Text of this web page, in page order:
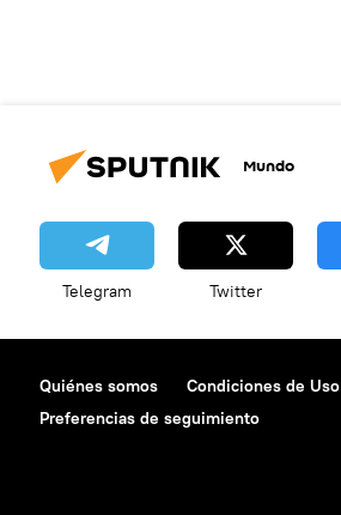
Mundo
Telegram Twitter
Quiénes somos Condiciones de Uso
Preferencias de seguimiento